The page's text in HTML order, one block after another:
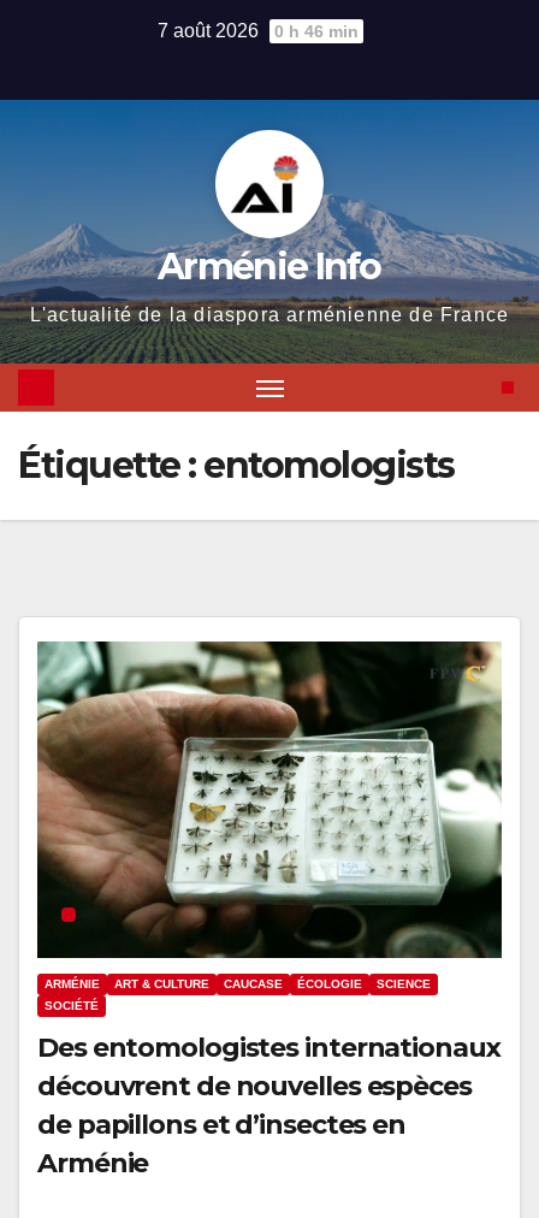
7 août 2026 0 h 46 min
Arménie Info
L'actualité de la diaspora arménienne de France
Étiquette :entomologists
ARMÉNIE ART & CULTURE CAUCASE ÉCOLOGIE
SCIENCE
SOCIÉTÉ
Des entomologistes internationaux
découvrent de nouvelles espèces
de papillons et d’insectes en
Arménie